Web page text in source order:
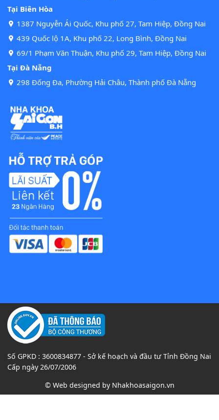
Tại Biên Hòa
1387 Nguyễn Ái Quốc, Khu phố 27, Tam Hiệp, Đồng Nai
439 Quốc lộ 1A, Khu phố 22, Long Bình, Đồng Nai
69/1 Phạm Văn Thuận, Khu phố 29, Tam Hiệp, Đồng Nai
Tại Đà Nẵng
298 Đống Đa, Phường Hải Châu, Thành phố Đà Nẵng
Số GPKD : 3600834877 - Sở kế hoạch và đầu tư Tỉnh Đồng Nai
Cấp ngày 26/07/2006
© Web designed by Nhakhoasaigon.vn